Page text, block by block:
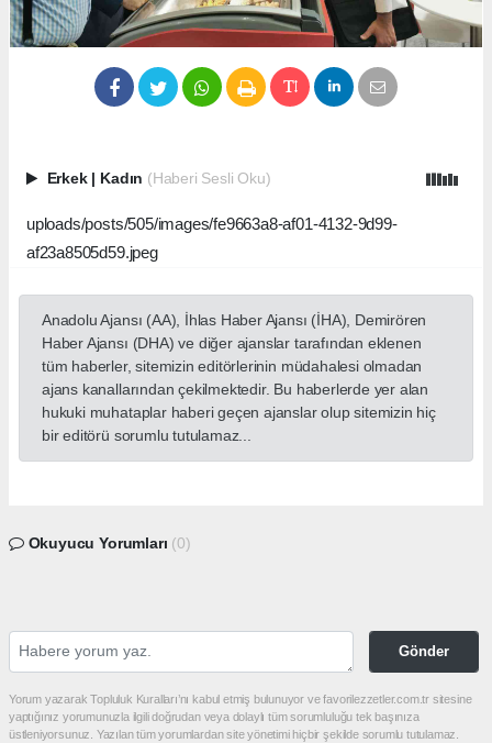
Erkek Kadın (Haberi Sesli Oku)
uploads/posts/505/images/fe9663a8-af01-4132-9d99-
af23a8505d59.jpeg
Anadolu Ajansı (AA), İhlas Haber Ajansı (İHA), Demirören
Haber Ajansı (DHA) ve diğer ajanslar tarafından eklenen
tüm haberler, sitemizin editörlerinin müdahalesi olmadan
ajans kanallarından çekilmektedir. Bu haberlerde yer alan
hukuki muhataplar haberi geçen ajanslar olup sitemizin hiç
bir editörü sorumlu tutulamaz...
Okuyucu Yorumları (0)
Gönder
Yorum yazarak Topluluk Kuralları’nı kabul etmiş bulunuyor ve favorilezzetler.com.tr sitesine
yaptığınız yorumunuzla ilgili doğrudan veya dolaylı tüm sorumluluğu tek başınıza
üstleniyorsunuz. Yazılan tüm yorumlardan site yönetimi hiçbir şekilde sorumlu tutulamaz.